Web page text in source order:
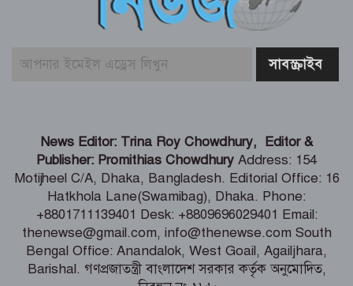
শতবর্ষের চলাচলের পথ বন্ধ, অবরুদ্ধ
ট্রাম্পের হেলিকপ্টারের কাছাকাছি যাত্রীবাহী
বিমান, তদন্ত শুরু
রোমে বাংলাদেশ দূতাবাসে ‘জুলাই
গণঅভ্যুত্থান দিবস ২০২৬’ উদযাপিত:
প্রবাসীদের ঐক্যবদ্ধ ভূমিকার আহ্বান
News Editor: Trina Roy Chowdhury, Editor &
Publisher: Promithias Chowdhury Address: 154
Motijheel C/A, Dhaka, Bangladesh. Editorial Office: 16
Hatkhola Lane(Swamibag), Dhaka. Phone:
+8801711139401 Desk: +8809696029401 Email:
thenewse@gmail.com, info@thenewse.com South
Bengal Office: Anandalok, West Goail, Agailjhara,
Barishal. গণপ্রজাতন্ত্রী বাংলাদেশ সরকার কর্তৃক অনুমোদিত,